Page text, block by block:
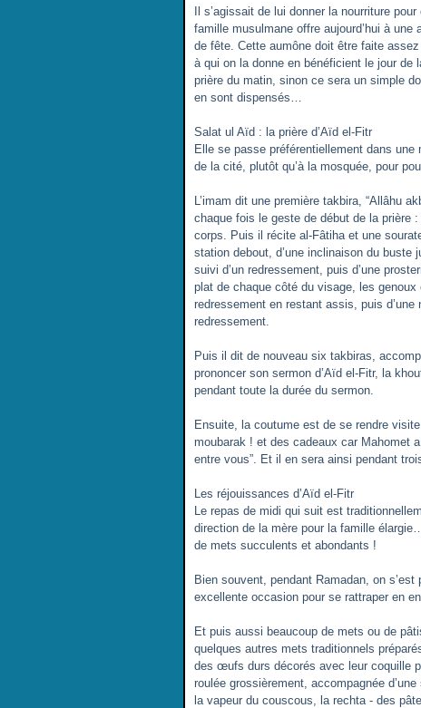
Il s’agissait de lui donner la nourriture
famille musulmane offre aujourd’hui à
de fête. Cette aumône doit être faite
à qui on la donne en bénéficient le jour
prière du matin, sinon ce sera un simple
en sont dispensés…
Salat ul Aïd : la prière d’Aïd el-Fitr
Elle se passe préférentiellement dans
de la cité, plutôt qu’à la mosquée, pour
L’imam dit une première takbira, “Allâhu
chaque fois le geste de début de la prière
corps. Puis il récite al-Fâtiha et une
station debout, d’une inclinaison du buste
suivi d’un redressement, puis d’une
plat de chaque côté du visage, les
redressement en restant assis, puis d’une
redressement.
Puis il dit de nouveau six takbiras,
prononcer son sermon d’Aïd el-Fitr, la
pendant toute la durée du sermon.
Ensuite, la coutume est de se rendre
moubarak ! et des cadeaux car Mahomet
entre vous”. Et il en sera ainsi pendant
Les réjouissances d’Aïd el-Fitr
Le repas de midi qui suit est
direction de la mère pour la famille
de mets succulents et abondants !
Bien souvent, pendant Ramadan, on
excellente occasion pour se rattraper en
Et puis aussi beaucoup de mets ou de
quelques autres mets traditionnels
des œufs durs décorés avec leur coquille
roulée grossièrement, accompagnée
la vapeur du couscous, la rechta - des